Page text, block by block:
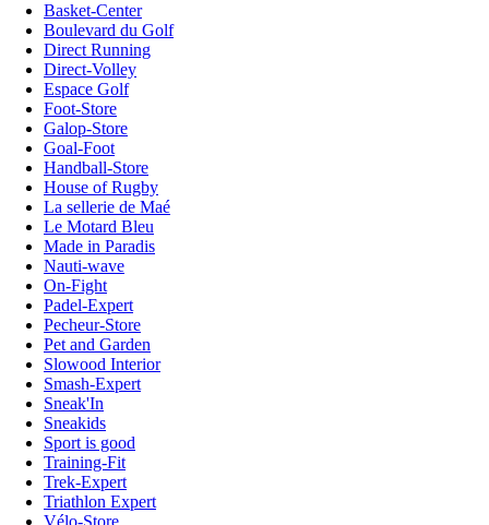
Basket-Center
Boulevard du Golf
Direct Running
Direct-Volley
Espace Golf
Foot-Store
Galop-Store
Goal-Foot
Handball-Store
House of Rugby
La sellerie de Maé
Le Motard Bleu
Made in Paradis
Nauti-wave
On-Fight
Padel-Expert
Pecheur-Store
Pet and Garden
Slowood Interior
Smash-Expert
Sneak'In
Sneakids
Sport is good
Training-Fit
Trek-Expert
Triathlon Expert